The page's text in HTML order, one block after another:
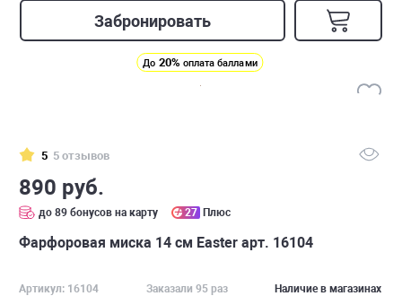
Забронировать
До 20% оплата баллами
5 5 отзывов
890 руб.
до 89 бонусов на карту 27 Плюс
Фарфоровая миска 14 см Easter арт. 16104
Артикул: 16104 Заказали 95 раз Наличие в магазинах